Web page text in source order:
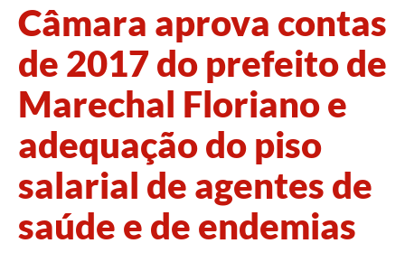
Câmara aprova contas
de 2017 do prefeito de
Marechal Floriano e
adequação do piso
salarial de agentes de
saúde e de endemias